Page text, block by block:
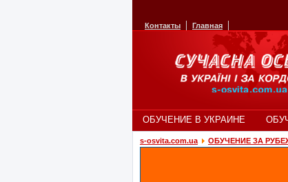
Контакты Главная
ОБУЧЕНИЕ В УКРАИНЕ
s-osvita.com.ua ОБУЧЕНИЕ ЗА